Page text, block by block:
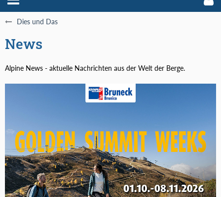
Dies und Das
News
Alpine News - aktuelle Nachrichten aus der Welt der Berge.